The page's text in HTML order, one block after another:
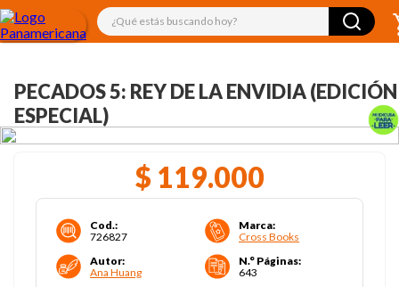
¿Qué estás buscando hoy?
PECADOS 5: REY DE LA ENVIDIA (EDICIÓN
ESPECIAL)
$ 119.000
Cod.:
726827
Marca:
Cross Books
Autor:
Ana Huang
N.° Páginas:
643